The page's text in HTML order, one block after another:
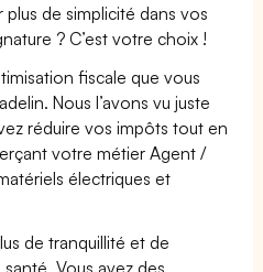
de simplicité dans vos
? C’est votre choix !
fiscale que vous
Nous l’avons vu juste
réduire vos impôts tout en
votre métier Agent /
électriques et
de tranquillité et de
Vous avez des